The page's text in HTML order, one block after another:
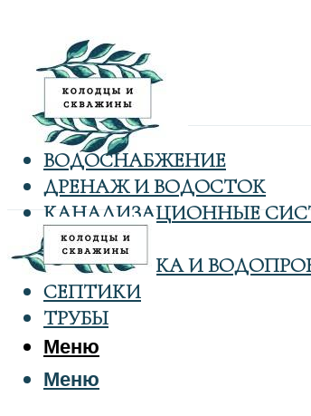
ВОДОСНАБЖЕНИЕ
ДРЕНАЖ И ВОДОСТОК
КАНАЛИЗАЦИОННЫЕ
КОЛОДЦЫ
САНТЕХНИКА И
СЕПТИКИ
ТРУБЫ
Меню
Меню